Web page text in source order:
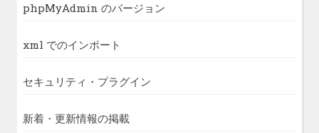
phpMyAdmin のバージョン
xml でのインポート
セキュリティ・プラグイン
新着・更新情報の掲載